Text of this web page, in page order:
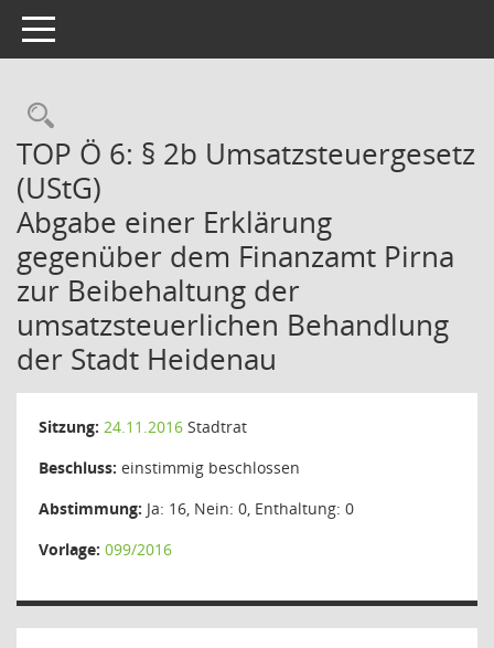
Toggle navigation
Rechercheauswahl
TOP Ö 6: § 2b Umsatzsteuergesetz
(UStG)
Abgabe einer Erklärung
gegenüber dem Finanzamt Pirna
zur Beibehaltung der
umsatzsteuerlichen Behandlung
der Stadt Heidenau
Sitzung: 24.11.2016 Stadtrat
Beschluss: einstimmig beschlossen
Abstimmung: Ja: 16, Nein: 0, Enthaltung: 0
Vorlage: 099/2016